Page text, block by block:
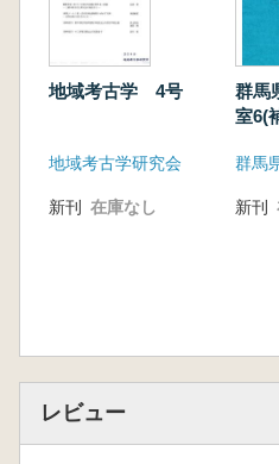
地域考古学 4号
地域考古学研究会
新刊 在庫なし
群馬
室6(
群馬
新刊
レビュー